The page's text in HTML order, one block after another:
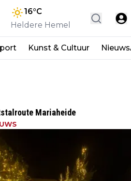
16°C
Heldere Hemel
Kunst & Cultuur
Mariaheide